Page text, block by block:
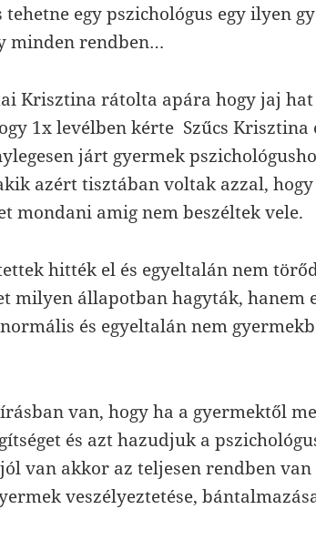
egy pszichológus egy ilyen
minden rendben…
Krisztina rátolta apára hogy jaj
1x levélben kérte Szűcs Krisztina
járt gyermek
azért tisztában voltak azzal,
mondani amig nem beszéltek vele.
hitték el és egyeltalán nem
milyen állapotban hagyták, hanem
és egyeltalán nem
van, hogy ha a gyermektől
és azt hazudjuk a
van akkor az teljesen rendben van
veszélyeztetése,